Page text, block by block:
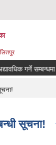
गर्ने सम्बन्धमा ।
सूचना!